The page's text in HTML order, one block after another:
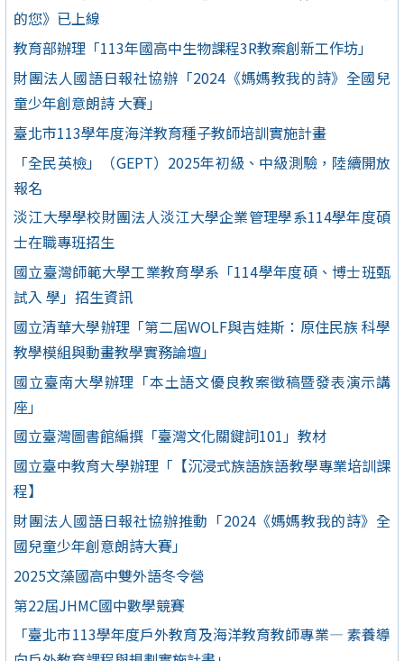
的您》已上線
教育部辦理「113年國高中生物課程3R教案創新工作坊」
財團法人國語日報社協辦「2024《媽媽教我的詩》全國兒
童少年創意朗詩 大賽」
臺北市113學年度海洋教育種子教師培訓實施計畫
「全民英檢」（GEPT）2025年初級、中級測驗，陸續開放
報名
淡江大學學校財團法人淡江大學企業管理學系114學年度碩
士在職專班招生
國立臺灣師範大學工業教育學系「114學年度碩、博士班甄
試入 學」招生資訊
國立清華大學辦理「第二屆WOLF與吉娃斯：原住民族 科學
教學模組與動畫教學實務論壇」
國立臺南大學辦理「本土語文優良教案徵稿暨發表演示講
座」
國立臺灣圖書館編撰「臺灣文化關鍵詞101」教材
國立臺中教育大學辦理「【沉浸式族語族語教學專業培訓課
程】
財團法人國語日報社協辦推動「2024《媽媽教我的詩》全
國兒童少年創意朗詩大賽」
2025文藻國高中雙外語冬令營
第22屆JHMC國中數學競賽
「臺北市113學年度戶外教育及海洋教育教師專業— 素養導